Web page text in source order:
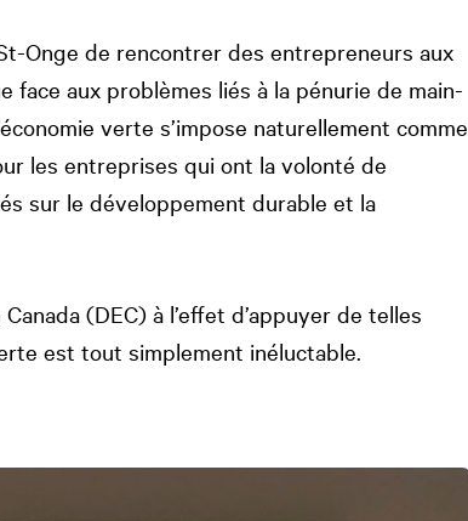
Onge de rencontrer des entrepreneurs aux
aux problèmes liés à la pénurie de main-
verte s’impose naturellement comme
les entreprises qui ont la volonté de
sur le développement durable et la
(DEC) à l’effet d’appuyer de telles
est tout simplement inéluctable.